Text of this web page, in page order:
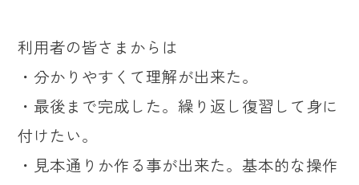
利用者の皆さまからは
・分かりやすくて理解が出来た。
・最後まで完成した。繰り返し復習して身に
付けたい。
・見本通りか作る事が出来た。基本的な操作